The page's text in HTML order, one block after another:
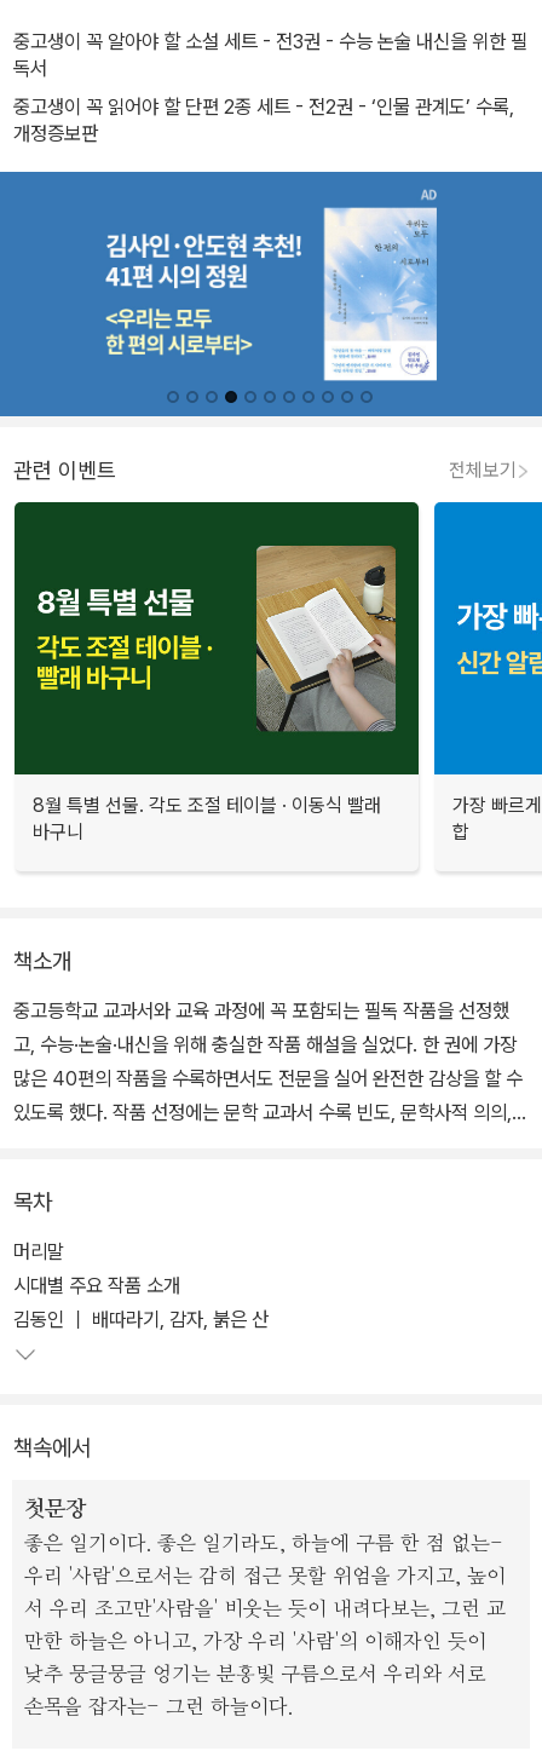
중고생이 꼭 알아야 할 소설 세트 - 전3권 - 수능 논술 내신을 위한 필
독서
중고생이 꼭 읽어야 할 단편 2종 세트 - 전2권 - ‘인물 관계도’ 수록,
개정증보판
관련 이벤트 전체보기
8월 특별 선물. 각도 조절 테이블 · 이동식 빨래
바구니
가장 빠르
합
책소개
중고등학교 교과서와 교육 과정에 꼭 포함되는 필독 작품을 선정했
고, 수능·논술·내신을 위해 충실한 작품 해설을 실었다. 한 권에 가장
많은 40편의 작품을 수록하면서도 전문을 실어 완전한 감상을 할 수
있도록 했다. 작품 선정에는 문학 교과서 수록 빈도, 문학사적 의의,
욱 쉽게 이해할 수 있다.
단편 소설 40편의 전문을 수록해 완전한 감상을 유도한다. 또한 풍부
하고 충실한 해설을 담아 이해를 돕는다. 구성 단계에 따라 줄거리를
구분해 작품의 성격을 정확하게 파악할 수 있도록 했고, 어려운 어휘
의 내용을 한눈에 알아볼 수 있게 한다. 작품 해설은 수행 평가와 독후
목차
머리말
시대별 주요 작품 소개
김동인 ｜ 배따라기, 감자, 붉은 산
책속에서
첫문장
좋은 일기이다. 좋은 일기라도, 하늘에 구름 한 점 없는-
우리 '사람'으로서는 감히 접근 못할 위엄을 가지고, 높이
서 우리 조고만'사람을' 비웃는 듯이 내려다보는, 그런 교
만한 하늘은 아니고, 가장 우리 '사람'의 이해자인 듯이
낮추 뭉글뭉글 엉기는 분홍빛 구름으로서 우리와 서로
손목을 잡자는- 그런 하늘이다.